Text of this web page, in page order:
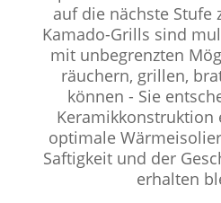
auf die nächste Stufe
Kamado-Grills sind
mit unbegrenzten
räuchern, grillen,
können - Sie
Keramikkonstruktion
optimale
Saftigkeit und der
erhalten